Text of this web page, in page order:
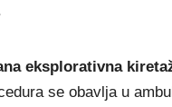
eksplorativna
se obavlja u